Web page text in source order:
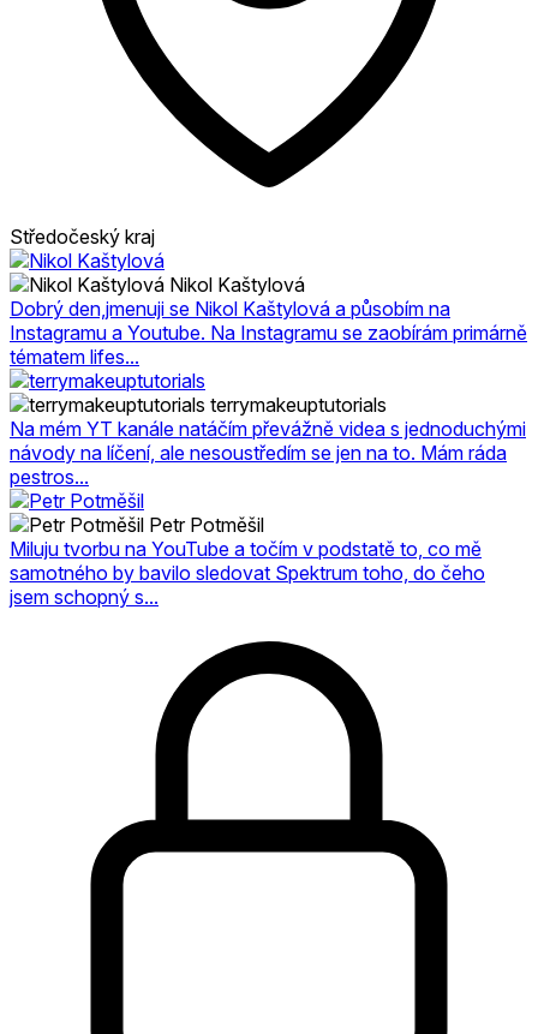
Středočeský kraj
Nikol Kaštylová
Dobrý den,jmenuji se Nikol Kaštylová a působím na
Instagramu a Youtube. Na Instagramu se zaobírám primárně
tématem lifes...
terrymakeuptutorials
Na mém YT kanále natáčím převážně videa s jednoduchými
návody na líčení, ale nesoustředím se jen na to. Mám ráda
pestros...
Petr Potměšil
Miluju tvorbu na YouTube a točím v podstatě to, co mě
samotného by bavilo sledovat Spektrum toho, do čeho
jsem schopný s...